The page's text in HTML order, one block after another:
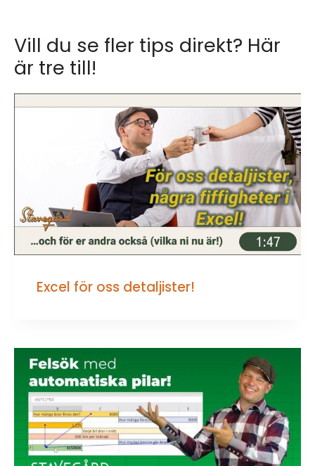
Vill du se fler tips direkt? Här
är tre till!
Excel för oss detaljister!